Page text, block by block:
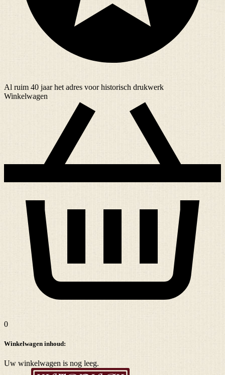
Al ruim 40 jaarhet adres voor historisch drukwerk
Winkelwagen
0
Winkelwagen inhoud:
Uw winkelwagen is nog leeg.